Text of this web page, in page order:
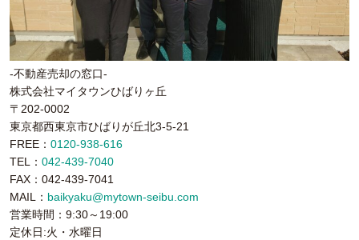
-不動産売却の窓口-
株式会社マイタウンひばりヶ丘
〒202-0002
東京都西東京市ひばりが丘北3-5-21
FREE： 0120-938-616
TEL： 042-439-7040
FAX：042-439-7041
MAIL： baikyaku@mytown-seibu.com
営業時間：9:30～19:00
定休日:火・水曜日